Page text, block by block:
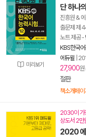
미리보기
단 하나
진흥원 &
출문제 제
노트 제공-
KBS한국
에듀윌
27,900원
절판
책소개페
2030이 가
상도서 2만
2020 에